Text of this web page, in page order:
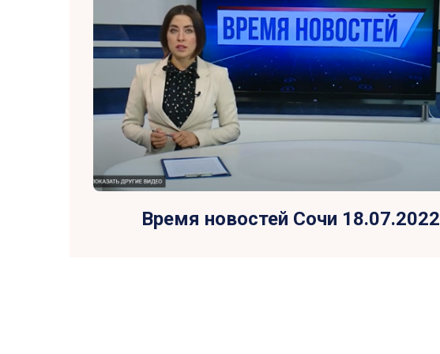
Время новостей Сочи 18.07.2022